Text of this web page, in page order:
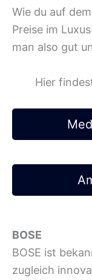
Wie du auf
Preise im
man also gut
Hier
BOSE
BOSE ist
zugleich